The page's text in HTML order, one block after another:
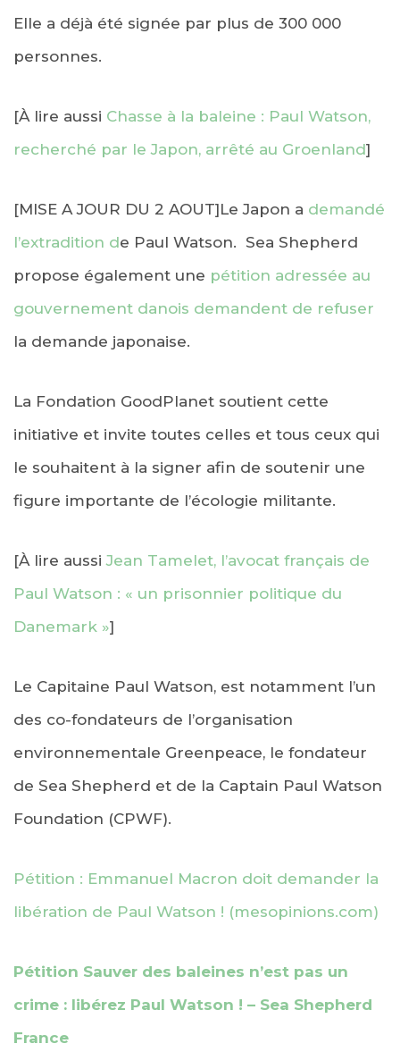
Elle a déjà été signée par plus de 300 000
personnes.
[À lire aussi Chasse à la baleine : Paul Watson,
recherché par le Japon, arrêté au Groenland]
[MISE A JOUR DU 2 AOUT]Le Japon a demandé
l’extradition de Paul Watson. Sea Shepherd
propose également une pétition adressée au
gouvernement danois demandent de refuser
la demande japonaise.
La Fondation GoodPlanet soutient cette
initiative et invite toutes celles et tous ceux qui
le souhaitent à la signer afin de soutenir une
figure importante de l’écologie militante.
[À lire aussiJean Tamelet, l’avocat français de
Paul Watson : « un prisonnier politique du
Danemark »]
Le Capitaine Paul Watson, est notamment l’un
des co-fondateurs de l’organisation
environnementale Greenpeace, le fondateur
de Sea Shepherd et de la Captain Paul Watson
Foundation (CPWF).
Pétition : Emmanuel Macron doit demander la
libération de Paul Watson ! (mesopinions.com)
Pétition Sauver des baleines n’est pas un
crime : libérez Paul Watson ! – Sea Shepherd
France